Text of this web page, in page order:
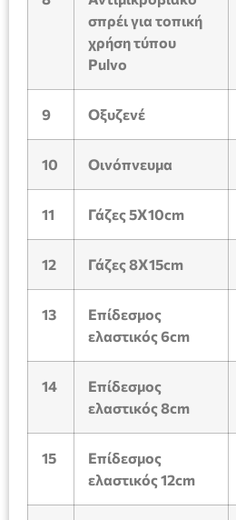
σπρέι για τοπική
χρήση τύπου
Pulvo
9 Οξυζενέ
10 Οινόπνευμα
11 Γάζες 5Χ10cm
12 Γάζες 8Χ15cm
13
Επίδεσμος
ελαστικός 6cm
14
Επίδεσμος
ελαστικός 8cm
15
Επίδεσμος
ελαστικός12cm